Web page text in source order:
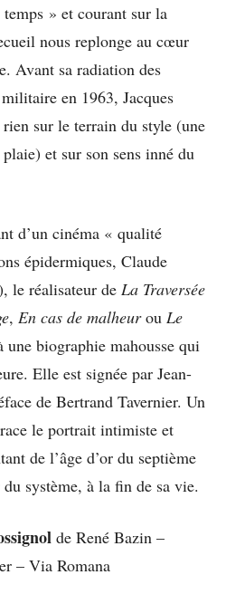
» et courant sur la
nous replonge au cœur
Avant sa radiation des
en 1963, Jacques
sur le terrain du style (une
et sur son sens inné du
d’un cinéma « qualité
épidermiques, Claude
le réalisateur de La Traversée
, En cas de malheurou Le
une biographie mahousse qui
Elle est signée par Jean-
de Bertrand Tavernier. Un
le portrait intimiste et
de l’âge d’or du septième
système, à la fin de sa vie.
de René Bazin –
– Via Romana